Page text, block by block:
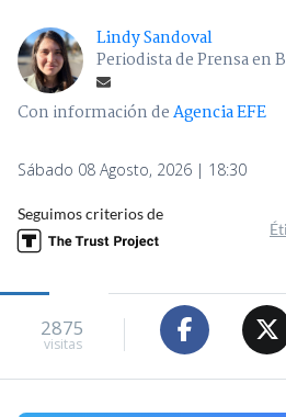
Lindy Sandoval
Periodista de Prensa en
Con información deAgencia EFE
Sábado 08 Agosto, 2026 | 18:30
Seguimos criterios de
2875
visitas